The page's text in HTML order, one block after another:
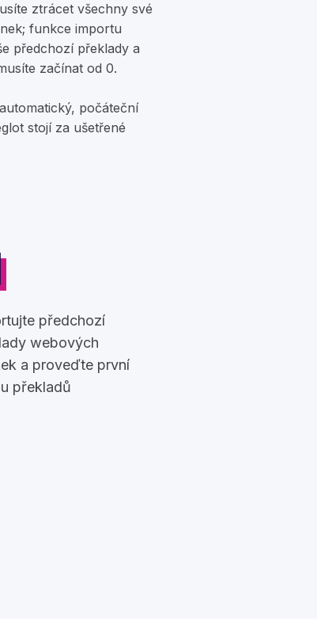
ztrácet všechny své
funkce importu
předchozí překlady a
začínat od 0.
počáteční
stojí za ušetřené
předchozí
webových
a proveďte první
překladů